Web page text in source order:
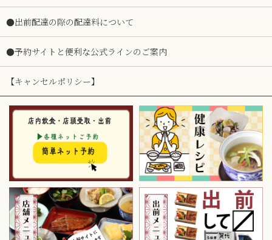
●出前配達の際の配達料について
●予約サイトと便利な公式ラインのご案内
【キャンセルポリシー】